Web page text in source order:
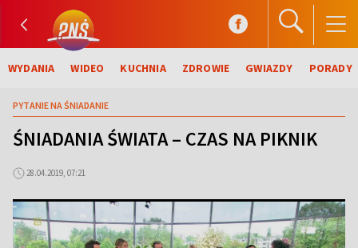
WYDANIA WIDEO KUCHNIA ZDROWIE GWIAZDY PORADY
PYTANIE NA ŚNIADANIE
ŚNIADANIA ŚWIATA – CZAS NA PIKNIK
28.04.2019, 07:21